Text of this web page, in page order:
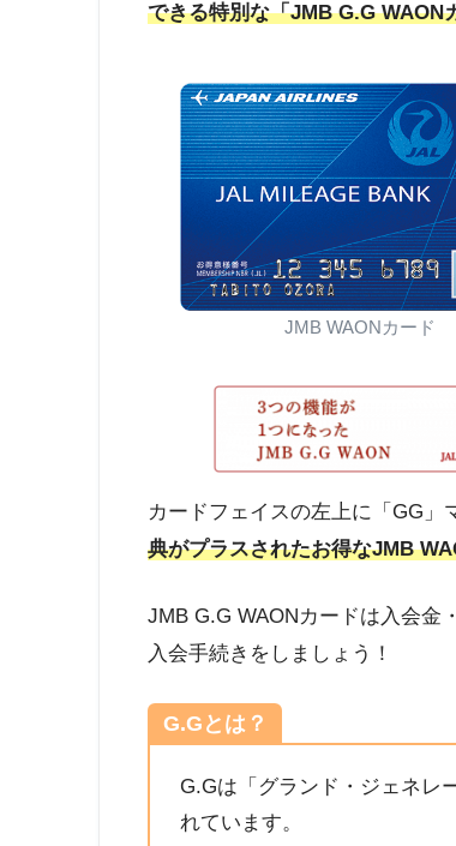
できる特別な「JMB G.G WAON
JMB WAONカード
カードフェイスの左上に「GG」
典がプラスされたお得なJMB
JMB G.G WAONカードは入会金
入会手続きをしましょう！
G.Gとは？
G.Gは「グランド・ジェネレ
れています。